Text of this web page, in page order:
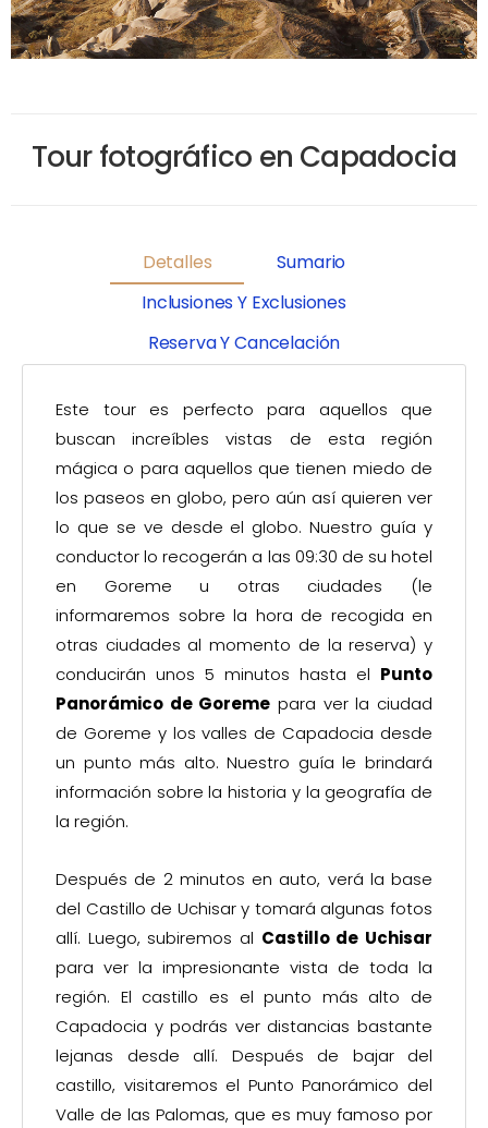
Tour fotográfico en Capadocia
Detalles
Sumario
Inclusiones Y Exclusiones
Reserva Y Cancelación
Este tour es perfecto para aquellos que
buscan increíbles vistas de esta región
mágica o para aquellos que tienen miedo de
los paseos en globo, pero aún así quieren ver
lo que se ve desde el globo. Nuestro guía y
conductor lo recogerán a las 09:30 de su hotel
en Goreme u otras ciudades (le
informaremos sobre la hora de recogida en
otras ciudades al momento de la reserva) y
conducirán unos 5 minutos hasta el Punto
Panorámico de Goreme para ver la ciudad
de Goreme y los valles de Capadocia desde
un punto más alto. Nuestro guía le brindará
información sobre la historia y la geografía de
la región.
Después de 2 minutos en auto, verá la base
del Castillo de Uchisar y tomará algunas fotos
allí. Luego, subiremos al Castillo de Uchisar
para ver la impresionante vista de toda la
región. El castillo es el punto más alto de
Capadocia y podrás ver distancias bastante
lejanas desde allí. Después de bajar del
castillo, visitaremos el Punto Panorámico del
Valle de las Palomas, que es muy famoso por